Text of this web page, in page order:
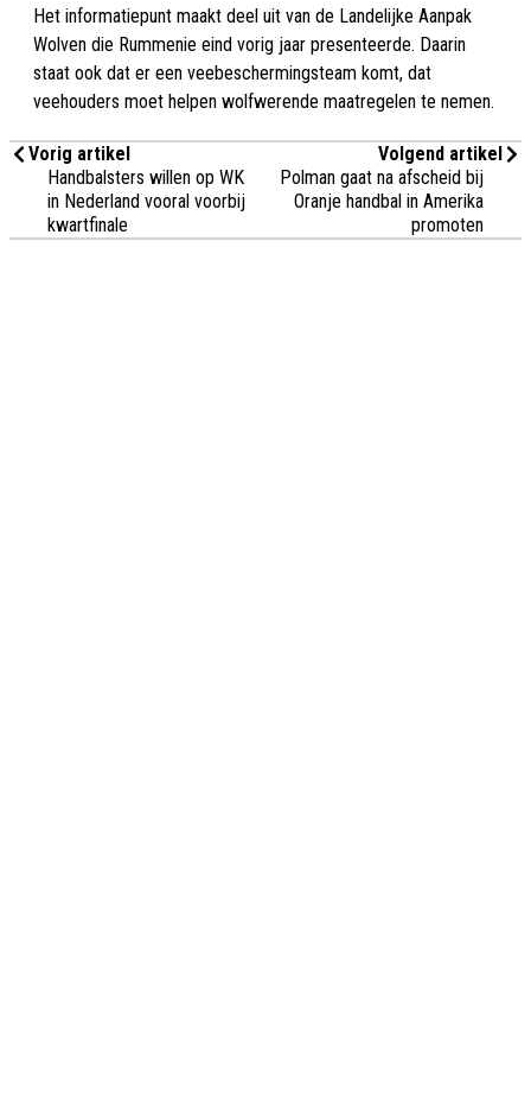
Het informatiepunt maakt deel uit van de Landelijke Aanpak
Wolven die Rummenie eind vorig jaar presenteerde. Daarin
staat ook dat er een veebeschermingsteam komt, dat
veehouders moet helpen wolfwerende maatregelen te nemen.
Vorig artikel
Handbalsters willen op WK
in Nederland vooral voorbij
kwartfinale
Volgend artikel
Polman gaat na afscheid bij
Oranje handbal in Amerika
promoten